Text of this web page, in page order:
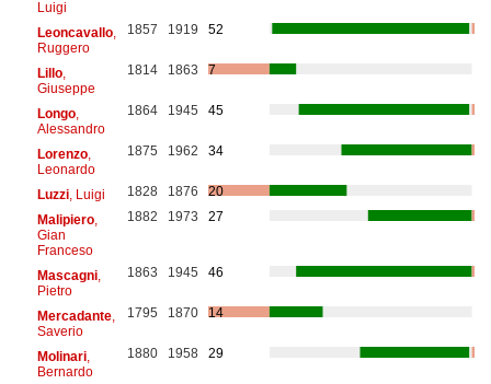
Luigi
Leoncavallo,
Ruggero
1857 1919 52
Lillo,
Giuseppe
1814 1863 7
Longo,
Alessandro
1864 1945 45
Lorenzo,
Leonardo
1875 1962 34
Luzzi, Luigi 1828 1876
20
Malipiero,
Gian
Franceso
1882 1973 27
Mascagni,
Pietro
1863 1945 46
Mercadante,
Saverio
1795 1870 14
Molinari,
Bernardo
1880 1958 29